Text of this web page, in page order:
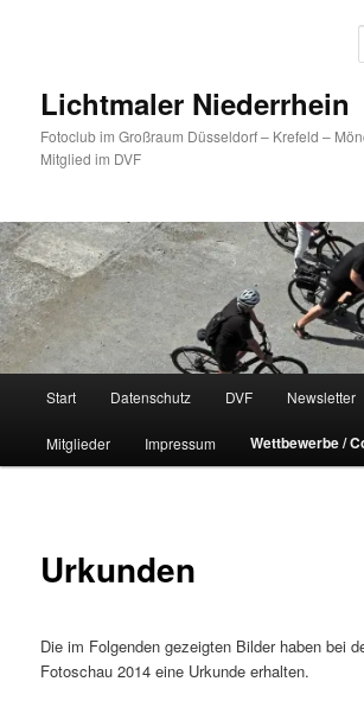
Lichtmaler Niederrhein
Fotoclub im Großraum Düsseldorf – Krefeld –
Mitglied im DVF
Start Datenschutz DVF Newsletter
Mitglieder Impressum Wettbewerbe /
Urkunden
Die im Folgenden gezeigten Bilder haben bei
Fotoschau 2014 eine Urkunde erhalten.